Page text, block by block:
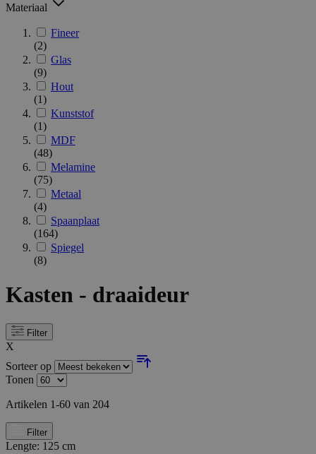
Materiaal
Fineer
(2)
Glas
(9)
Hout
(1)
Kunststof
(1)
MDF
(48)
Melamine
(75)
Metaal
(4)
Spaanplaat
(164)
Spiegel
(8)
Kasten - draaideur
Filter
X
Sorteer op
Tonen
Artikelen 1-60 van 204
Filter
Lengte: 125 cm